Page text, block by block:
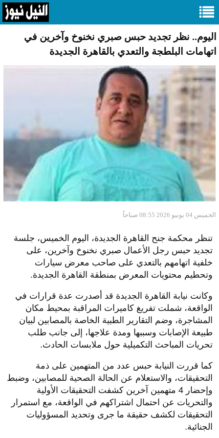
اليوم.. نظر تجديد حبس صبري نخنوخ وآخرين في
اتهامات البلطجة والتعدي بالقاهرة الجديدة
الخميس 04 يونيو 2026 08:55 صباحاً
تنظر محكمة جنح القاهرة الجديدة، اليوم الخميس، جلسة
تجديد حبس رجل الأعمال صبري نخنوخ وآخرين، على
خلفية اتهامهم بالتعدي على صاحب معرض سيارات
وتحطيم محتويات المعرض بمنطقة القاهرة الجديدة.
وكانت نيابة القاهرة الجديدة قد أصدرت عدة قرارات في
الواقعة، شملت تفريغ كاميرات المراقبة بمحيط مكان
المشاجرة، وضم التقارير الطبية الخاصة بالمصابين لبيان
طبيعة الإصابات وسببها ومدة علاجها، إلى جانب طلب
تحريات المباحث التكميلية حول ملابسات الحادث.
كما قررت النيابة حبس عدد من المتهمين على ذمة
التحقيقات، والاستعلام عن الحالة الصحية للمصابين، وضبط
وإحضار 4 متهمين آخرين كشفت التحقيقات الأولية
والتحريات عن احتمال اشتراكهم في الواقعة، مع استمرار
التحقيقات لكشف حقيقة ما جرى وتحديد المسؤوليات
الجنائية.